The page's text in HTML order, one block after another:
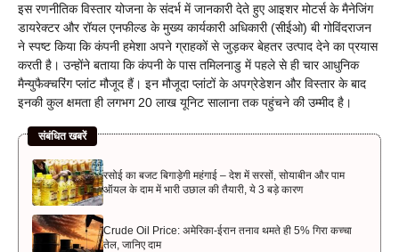
इस रणनीतिक विस्तार योजना के संदर्भ में जानकारी देते हुए आइशर मोटर्स के मैनेजिंग
डायरेक्टर और रॉयल एनफील्ड के मुख्य कार्यकारी अधिकारी (सीईओ) बी गोविंदराजन
ने स्पष्ट किया कि कंपनी हमेशा अपने ग्राहकों से जुड़कर बेहतर उत्पाद देने का प्रयास
करती है। उन्होंने बताया कि कंपनी के पास तमिलनाडु में पहले से ही चार आधुनिक
मैन्युफैक्चरिंग प्लांट मौजूद हैं। इन मौजूदा प्लांटों के अपग्रेडेशन और विस्तार के बाद
इनकी कुल क्षमता ही लगभग 20 लाख यूनिट सालाना तक पहुंचने की उम्मीद है।
संबंधित खबरें
रसोई का बजट बिगाड़ेगी महंगाई – देश में सरसों, सोयाबीन और पाम
ऑयल के दाम में भारी उछाल की तैयारी, ये 3 बड़े कारण
Crude Oil Price: अमेरिका-ईरान तनाव थमते ही 5% गिरा कच्चा
तेल, जानिए दाम